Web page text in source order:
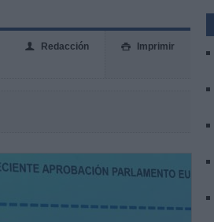
 Imprimir
👤 Redacción